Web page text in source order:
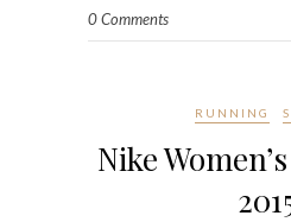
0 Comments
RUNNING
Nike